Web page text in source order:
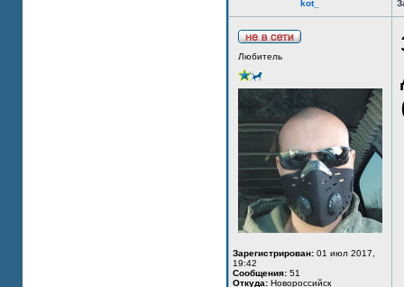
kot_
Любитель
Зарегистрирован: 01 июл 2017,
19:42
Сообщения: 51
Откуда: Новороссийск